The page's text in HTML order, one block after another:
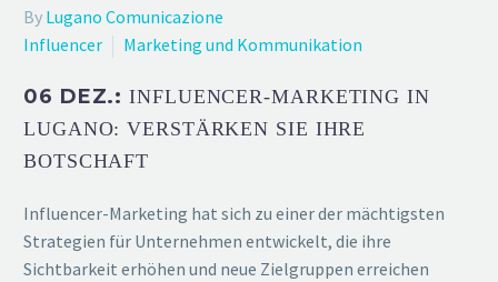
By Lugano Comunicazione
Influencer
Marketing und Kommunikation
06 DEZ.:INFLUENCER-MARKETING IN
LUGANO: VERSTÄRKEN SIE IHRE
BOTSCHAFT
Influencer-Marketing hat sich zu einer der mächtigsten
Strategien für Unternehmen entwickelt, die ihre
Sichtbarkeit erhöhen und neue Zielgruppen erreichen